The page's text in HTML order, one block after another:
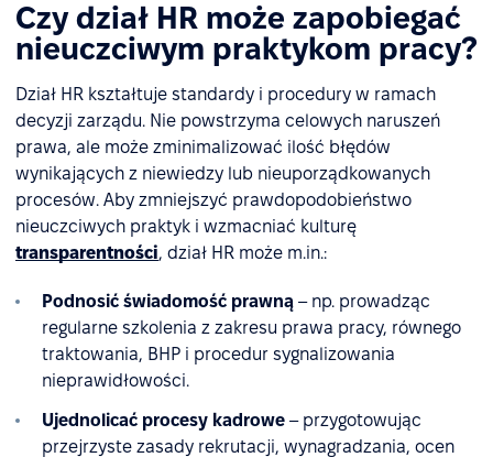
Czy dział HR może zapobiegać
nieuczciwym praktykom pracy?
Dział HR kształtuje standardy i procedury w ramach
decyzji zarządu. Nie powstrzyma celowych naruszeń
prawa, ale może zminimalizować ilość błędów
wynikających z niewiedzy lub nieuporządkowanych
procesów. Aby zmniejszyć prawdopodobieństwo
nieuczciwych praktyk i wzmacniać kulturę
transparentności, dział HR może m.in.:
Podnosić świadomość prawną – np. prowadząc
regularne szkolenia z zakresu prawa pracy, równego
traktowania, BHP i procedur sygnalizowania
nieprawidłowości.
Ujednolicać procesy kadrowe – przygotowując
przejrzyste zasady rekrutacji, wynagradzania, ocen